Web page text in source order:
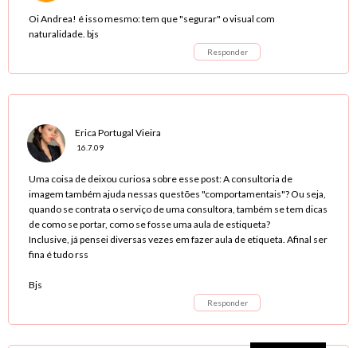
Oi Andrea! é isso mesmo: tem que "segurar" o visual com
naturalidade. bjs
Responder
Erica Portugal Vieira
16.7.09
Uma coisa de deixou curiosa sobre esse post: A consultoria de
imagem também ajuda nessas questões "comportamentais"? Ou seja,
quando se contrata o serviço de uma consultora, também se tem dicas
de como se portar, como se fosse uma aula de estiqueta?
Inclusive, já pensei diversas vezes em fazer aula de etiqueta. Afinal ser
fina é tudo rss
Bjs
Responder